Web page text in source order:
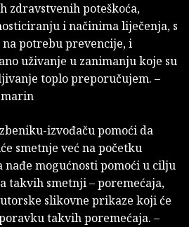
zdravstvenih poteškoća,
i načinima liječenja, s
potrebu prevencije, i
uživanje u zanimanju koje su
toplo preporučujem. –
izvođaču pomoći da
smetnje već na početku
nađe mogućnosti pomoći u cilju
takvih smetnji – poremećaja,
slikovne prikaze koji će
takvih poremećaja. –